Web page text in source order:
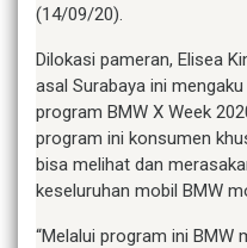
(14/09/20).
Dilokasi pameran, Elisea
asal Surabaya ini
program BMW X Week
program ini konsumen
bisa melihat dan
keseluruhan mobil BMW
“Melalui program ini BMW